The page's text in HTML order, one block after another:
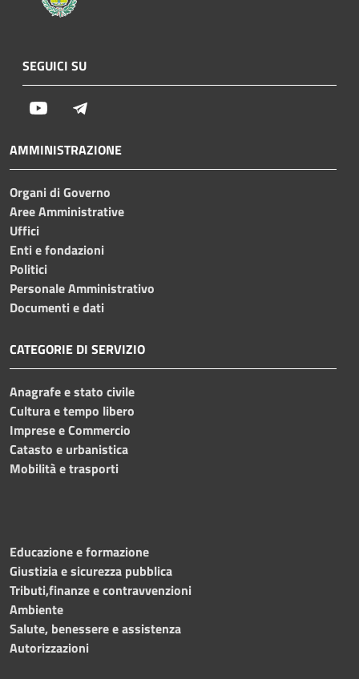
SEGUICI SU
Youtube
AMMINISTRAZIONE
Organi di Governo
Aree Amministrative
Uffici
Enti e fondazioni
Politici
Personale Amministrativo
Documenti e dati
CATEGORIE DI SERVIZIO
Anagrafe e stato civile
Cultura e tempo libero
Imprese e Commercio
Catasto e urbanistica
Mobilità e trasporti
Educazione e formazione
Giustizia e sicurezza pubblica
Tributi,finanze e contravvenzioni
Ambiente
Salute, benessere e assistenza
Autorizzazioni